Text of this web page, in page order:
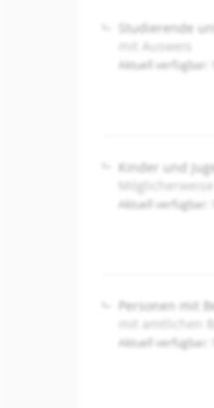
Studierende
mit Ausweis
Aktuell verfügbar:
Kinder und
Aktuell verfügbar:
Personen mit
mit amtlichen
Aktuell verfügbar: